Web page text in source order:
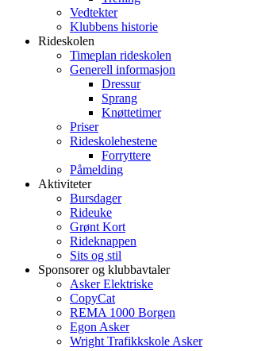
Vedtekter
Klubbens historie
Rideskolen
Timeplan rideskolen
Generell informasjon
Dressur
Sprang
Knøttetimer
Priser
Rideskolehestene
Forryttere
Påmelding
Aktiviteter
Bursdager
Rideuke
Grønt Kort
Rideknappen
Sits og stil
Sponsorer og klubbavtaler
Asker Elektriske
CopyCat
REMA 1000 Borgen
Egon Asker
Wright Trafikkskole Asker